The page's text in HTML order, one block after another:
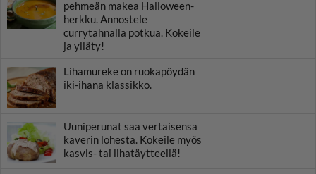
pehmeän makea Halloween-
herkku. Annostele
currytahnalla potkua. Kokeile
ja ylläty!
Lihamureke on ruokapöydän
iki-ihana klassikko.
Uuniperunat saa vertaisensa
kaverin lohesta. Kokeile myös
kasvis- tai lihatäytteellä!